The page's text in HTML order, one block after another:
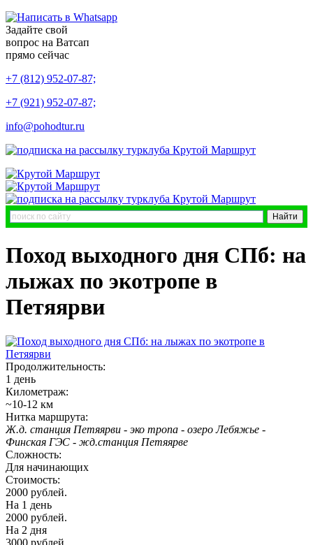
Задайте свой
вопрос на Ватсап
прямо сейчас
+7 (812) 952-07-87;
+7 (921) 952-07-87;
info@pohodtur.ru
Поход выходного дня СПб: на
лыжах по экотропе в
Петяярви
Продолжительность:
1 день
Километраж:
~10-12 км
Нитка маршрута:
Ж.д. станция Петяярви - эко тропа - озеро Лебяжье -
Финская ГЭС - жд.станция Петяярве
Сложность:
Для начинающих
Стоимость:
2000 рублей.
На 1 день
2000 рублей.
На 2 дня
3000 рублей.